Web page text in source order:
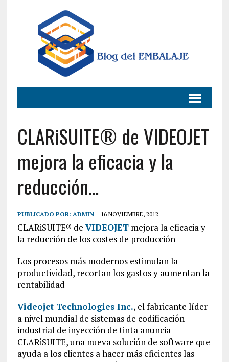
CLARiSUITE® de VIDEOJET
mejora la eficacia y la
reducción…
PUBLICADO POR: ADMIN 16 NOVIEMBRE, 2012
CLARiSUITE® de VIDEOJETmejora la eficacia y
la reducción de los costes de producción
Los procesos más modernos estimulan la
productividad, recortan los gastos y aumentan la
rentabilidad
Videojet Technologies Inc., el fabricante líder
a nivel mundial de sistemas de codificación
industrial de inyección de tinta anuncia
CLARiSUITE, una nueva solución de software que
ayuda a los clientes a hacer más eficientes las